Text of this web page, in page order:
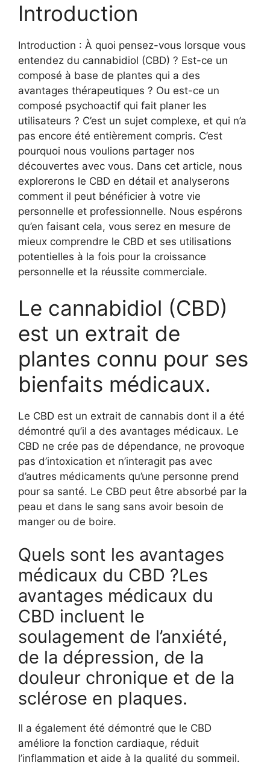
Introduction
Introduction : À quoi pensez-vous lorsque vous
entendez du cannabidiol (CBD) ? Est-ce un
composé à base de plantes qui a des
avantages thérapeutiques ? Ou est-ce un
composé psychoactif qui fait planer les
utilisateurs ? C’est un sujet complexe, et qui n’a
pas encore été entièrement compris. C’est
pourquoi nous voulions partager nos
découvertes avec vous. Dans cet article, nous
explorerons le CBD en détail et analyserons
comment il peut bénéficier à votre vie
personnelle et professionnelle. Nous espérons
qu’en faisant cela, vous serez en mesure de
mieux comprendre le CBD et ses utilisations
potentielles à la fois pour la croissance
personnelle et la réussite commerciale.
Le cannabidiol (CBD)
est un extrait de
plantes connu pour ses
bienfaits médicaux.
Le CBD est un extrait de cannabis dont il a été
démontré qu’il a des avantages médicaux. Le
CBD ne crée pas de dépendance, ne provoque
pas d’intoxication et n’interagit pas avec
d’autres médicaments qu’une personne prend
pour sa santé. Le CBD peut être absorbé par la
peau et dans le sang sans avoir besoin de
manger ou de boire.
Quels sont les avantages
médicaux du CBD ?Les
avantages médicaux du
CBD incluent le
soulagement de l’anxiété,
de la dépression, de la
douleur chronique et de la
sclérose en plaques.
Il a également été démontré que le CBD
améliore la fonction cardiaque, réduit
l’inflammation et aide à la qualité du sommeil.